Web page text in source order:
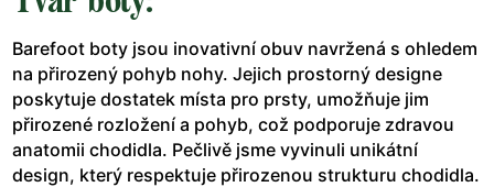
Barefoot boty jsou inovativní obuv navržená s ohledem
na přirozený pohyb nohy. Jejich prostorný designe
poskytuje dostatek místa pro prsty, umožňuje jim
přirozené rozložení a pohyb, což podporuje zdravou
anatomii chodidla. Pečlivě jsme vyvinuli unikátní
design, který respektuje přirozenou strukturu chodidla.